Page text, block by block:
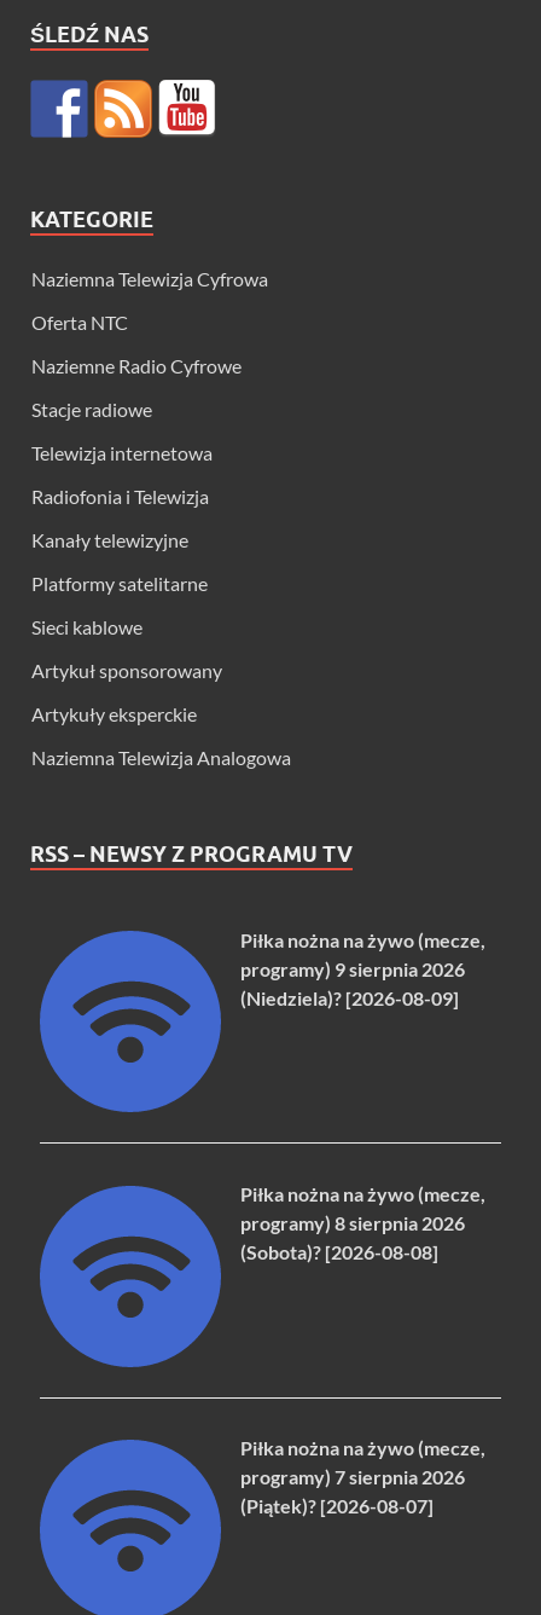
ŚLEDŹ NAS
KATEGORIE
Naziemna Telewizja Cyfrowa
Oferta NTC
Naziemne Radio Cyfrowe
Stacje radiowe
Telewizja internetowa
Radiofonia i Telewizja
Kanały telewizyjne
Platformy satelitarne
Sieci kablowe
Artykuł sponsorowany
Artykuły eksperckie
Naziemna Telewizja Analogowa
RSS – NEWSY Z PROGRAMU TV
Piłka nożna na żywo (mecze,
programy) 9 sierpnia 2026
(Niedziela)? [2026-08-09]
Piłka nożna na żywo (mecze,
programy) 8 sierpnia 2026
(Sobota)? [2026-08-08]
Piłka nożna na żywo (mecze,
programy) 7 sierpnia 2026
(Piątek)? [2026-08-07]